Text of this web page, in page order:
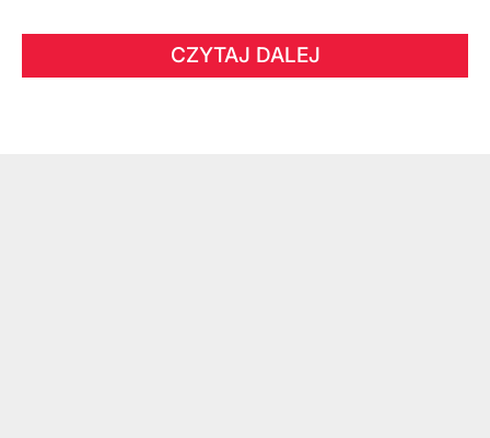
CZYTAJ DALEJ